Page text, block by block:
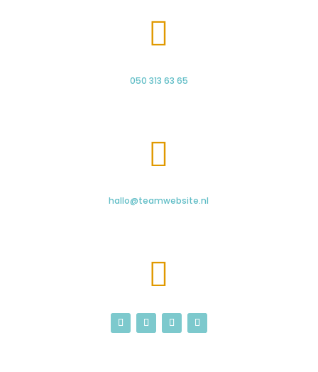

050 313 63 65

hallo@teamwebsite.nl
